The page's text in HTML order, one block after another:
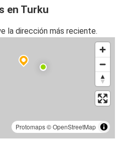
en Turku
la dirección más reciente.
Protomaps©OpenStreetMap